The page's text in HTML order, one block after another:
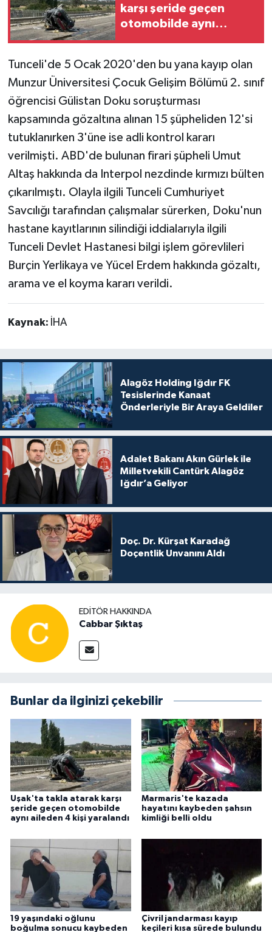
karşı şeride geçen
otomobilde aynı
Tunceli'de 5 Ocak 2020'den bu yana kayıp olan
Munzur Üniversitesi Çocuk Gelişim Bölümü 2. sınıf
öğrencisi Gülistan Doku soruşturması
kapsamında gözaltına alınan 15 şüpheliden 12'si
tutuklanırken 3'üne ise adli kontrol kararı
verilmişti. ABD'de bulunan firari şüpheli Umut
Altaş hakkında da Interpol nezdinde kırmızı bülten
çıkarılmıştı. Olayla ilgili Tunceli Cumhuriyet
Savcılığı tarafından çalışmalar sürerken, Doku'nun
hastane kayıtlarının silindiği iddialarıyla ilgili
Tunceli Devlet Hastanesi bilgi işlem görevlileri
Burçin Yerlikaya ve Yücel Erdem hakkında gözaltı,
arama ve el koyma kararı verildi.
Kaynak: İHA
Alagöz Holding Iğdır FK
Tesislerinde Kanaat
Önderleriyle Bir Araya Geldiler
Adalet Bakanı Akın Gürlek ile
Milletvekili Cantürk Alagöz
Iğdır’a Geliyor
Doç. Dr. Kürşat Karadağ
Doçentlik Unvanını Aldı
EDITÖR HAKKINDA
Cabbar Şıktaş
Bunlar da ilginizi çekebilir
Uşak'ta takla atarak karşı
şeride geçen otomobilde
aynı aileden 4 kişi yaralandı
Marmaris'te kazada
hayatını kaybeden şahsın
kimliği belli oldu
19 yaşındaki oğlunu
boğulma sonucu kaybeden
Çivril jandarması kayıp
keçileri kısa sürede bulundu